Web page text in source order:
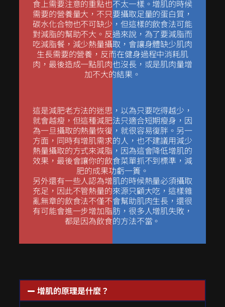
食上需要注意的重點也不太一樣。增肌的時候
需要的營養量大，不只要攝取足量的蛋白質，
碳水化合物也不可缺少，但這樣的飲食法可能
對減脂的幫助不大。反過來說，為了要減脂而
吃減脂餐，減少熱量攝取，會讓身體缺少肌肉
生長需要的營養，反而在健身過程中消耗肌
肉，最後造成一點肌肉也沒長，或是肌肉量增
加不大的結果。
這是減肥老方法的迷思，以為只要吃得越少，
就會越瘦，但這種減肥法只適合短期瘦身，因
為一旦攝取的熱量恢復，就很容易復胖。另一
方面，同時有增肌需求的人，也不建議用減少
熱量攝取的方式來減脂，因為這會降低增肌的
效果，最後會讓你的飲食菜單抓不到標準，減
肥的成果功虧一簣。
另外還有一些人認為增肌的時候熱量必須攝取
充足，因此不管熱量的來源只顧大吃，這樣雜
亂無章的飲食法不僅不會幫助肌肉生長，還很
有可能會進一步增加脂肪，很多人增肌失敗，
都是因為飲食的方法不當。
增肌的原理是什麼？